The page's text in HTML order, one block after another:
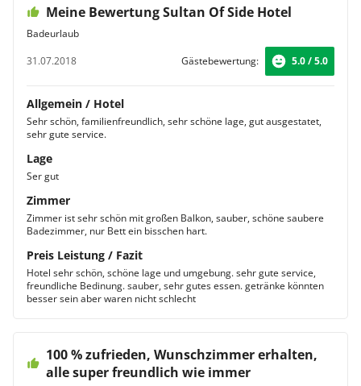
Meine Bewertung Sultan Of Side Hotel
Badeurlaub
31.07.2018
Gästebewertung: 5.0 / 5.0
Allgemein / Hotel
Sehr schön, familienfreundlich, sehr schöne lage, gut ausgestatet,
sehr gute service.
Lage
Ser gut
Zimmer
Zimmer ist sehr schön mit großen Balkon, sauber, schöne saubere
Badezimmer, nur Bett ein bisschen hart.
Preis Leistung / Fazit
Hotel sehr schön, schöne lage und umgebung. sehr gute service,
freundliche Bedinung. sauber, sehr gutes essen. getränke könnten
besser sein aber waren nicht schlecht
100 % zufrieden, Wunschzimmer erhalten,
alle super freundlich wie immer